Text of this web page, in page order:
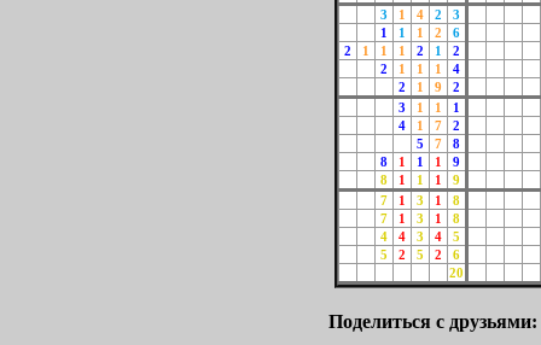
3
1 4 2
3
1
1 1 2
6
2
1 1 1 2 1
2
2
1 1 1
4
2
1 9
2
3
1 1
1
4
1 7
2
5
7
8
8
1 1 1
9
8
1 1 1
9
7
1 3 1
8
7
1 3 1
8
4
4 3 4
5
5
2 5 2
6
20
Поделиться с друзьями: